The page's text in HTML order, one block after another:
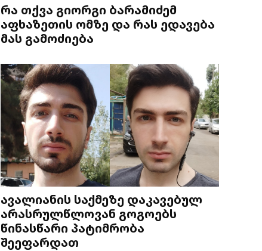
რა თქვა გიორგი ბარამიძემ
აფხაზეთის ომზე და რას ედავება
მას გამოძიება
ავალიანის საქმეზე დაკავებულ
არასრულწლოვან გოგოებს
წინასწარი პატიმრობა
შეეფარდათ